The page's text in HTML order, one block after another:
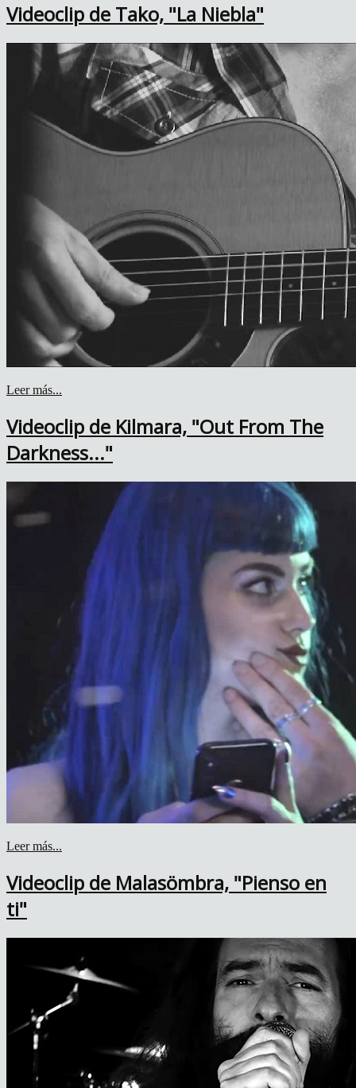
Videoclip de Tako, "La Niebla"
Leer más...
Videoclip de Kilmara, "Out From The
Darkness..."
Leer más...
Videoclip de Malasömbra, "Pienso en
ti"